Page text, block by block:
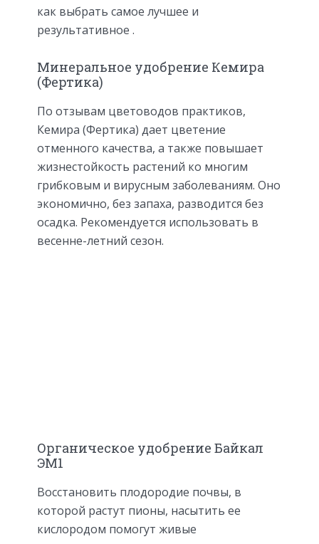
как выбрать самое лучшее и
результативное .
Минеральное удобрение Кемира
(Фертика)
По отзывам цветоводов практиков,
Кемира (Фертика) дает цветение
отменного качества, а также повышает
жизнестойкость растений ко многим
грибковым и вирусным заболеваниям. Оно
экономично, без запаха, разводится без
осадка. Рекомендуется использовать в
весенне-летний сезон.
Органическое удобрение Байкал
ЭМ1
Восстановить плодородие почвы, в
которой растут пионы, насытить ее
кислородом помогут живые